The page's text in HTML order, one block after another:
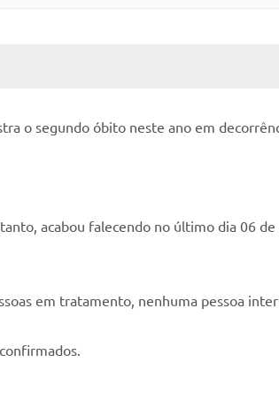
o segundo óbito neste ano em
acabou falecendo no último dia 06
em tratamento, nenhuma pessoa